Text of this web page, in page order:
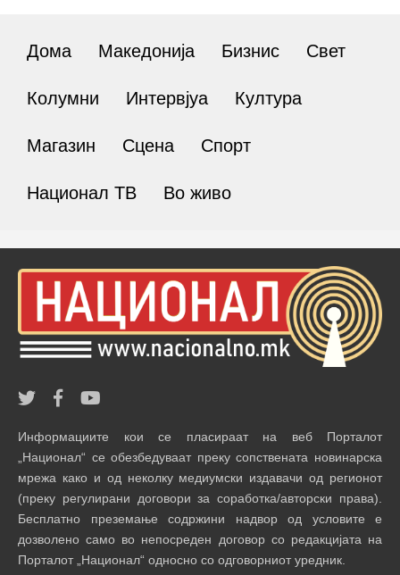
Дома Македонија Бизнис Свет
Колумни Интервјуа Култура
Магазин Сцена Спорт
Национал ТВ Во живо
Информациите кои се пласираат на веб Порталот
„Национал“ се обезбедуваат преку сопствената новинарска
мрежа како и од неколку медиумски издавачи од регионот
(преку регулирани договори за соработка/авторски права).
Бесплатно преземање содржини надвор од условите е
дозволено само во непосреден договор со редакцијата на
Порталот „Национал“ односно со одговорниот уредник.